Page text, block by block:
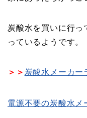
炭酸水を買いに行っ
っているようです。
＞＞ 炭酸水メーカー
電源不要の炭酸水メ